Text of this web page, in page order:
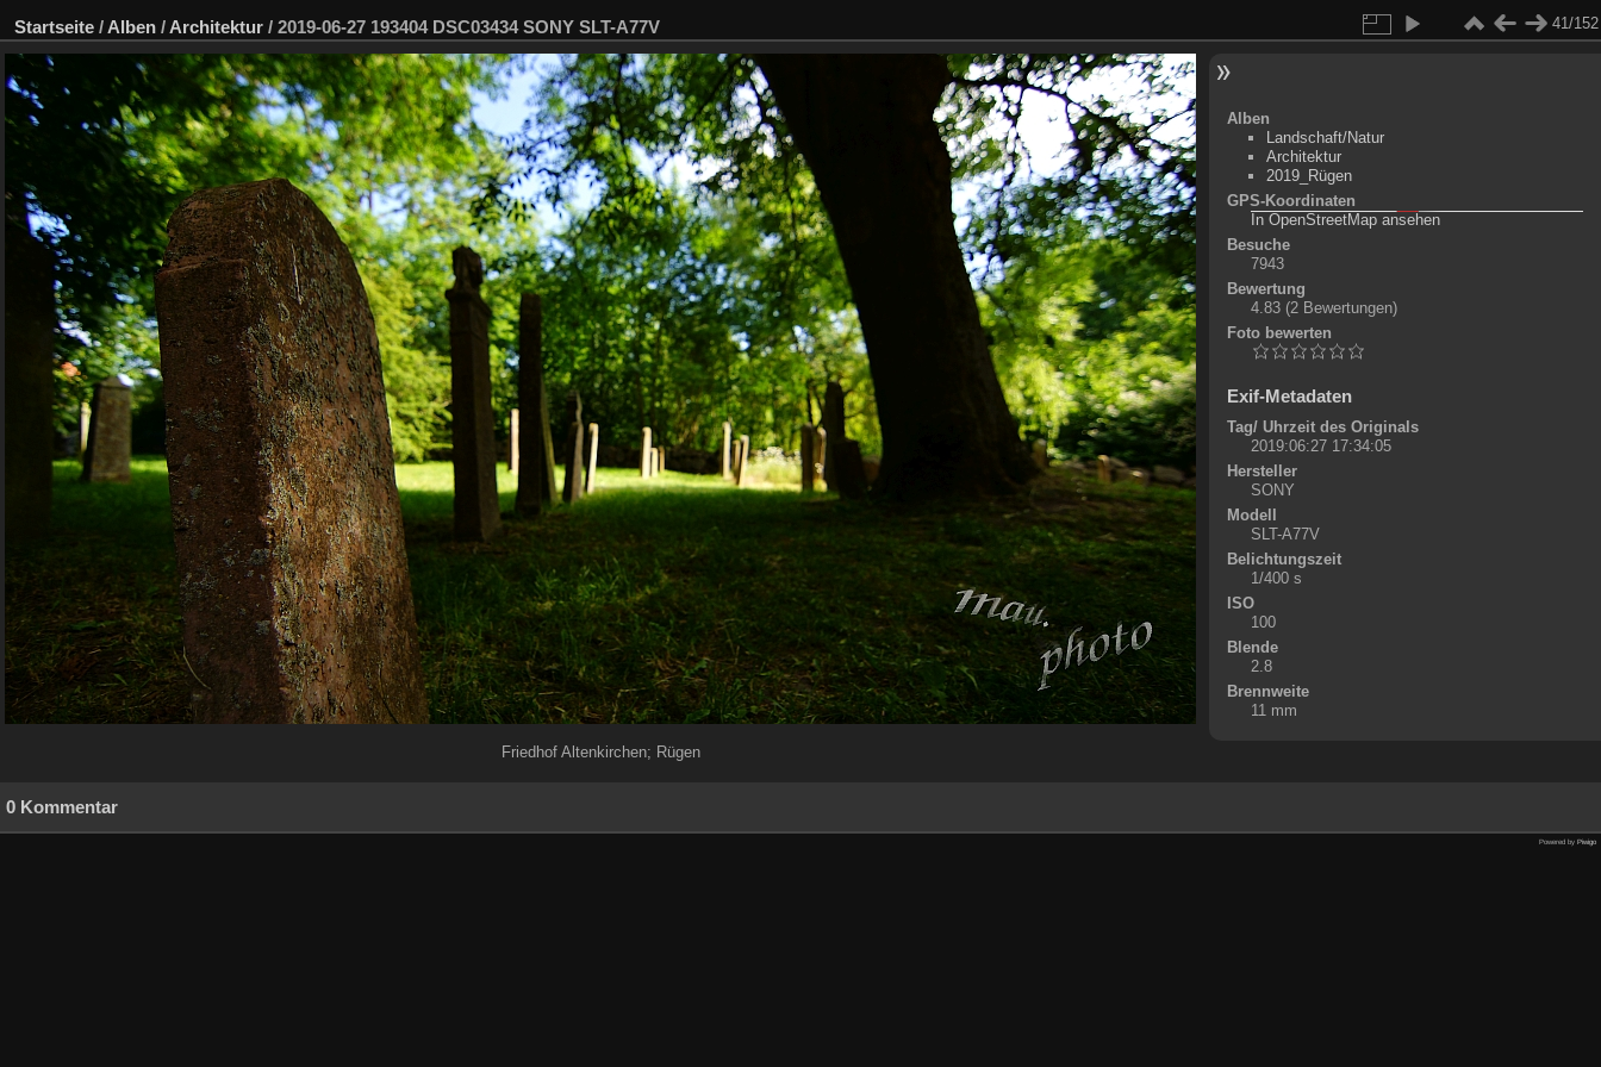
Startseite / Alben / Architektur / 2019-06-27 193404 DSC03434 SONY SLT-A77V 41/152
Friedhof Altenkirchen; Rügen
Alben
Landschaft/Natur
Architektur
2019_Rügen
GPS-Koordinaten
+
-
©
In OpenStreetMap ansehen
Besuche
7943
Bewertung
4.83 (2 Bewertungen)
Foto bewerten
Exif-Metadaten
Tag/ Uhrzeit des Originals
2019:06:27 17:34:05
Hersteller
SONY
Modell
SLT-A77V
Belichtungszeit
1/400 s
ISO
100
Blende
2.8
Brennweite
11 mm
0 Kommentar
Powered by Piwigo